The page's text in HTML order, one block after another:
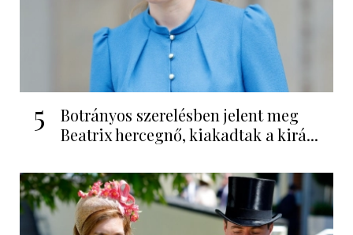
5
Botrányos szerelésben jelent meg
Beatrix hercegnő, kiakadtak a kirá...